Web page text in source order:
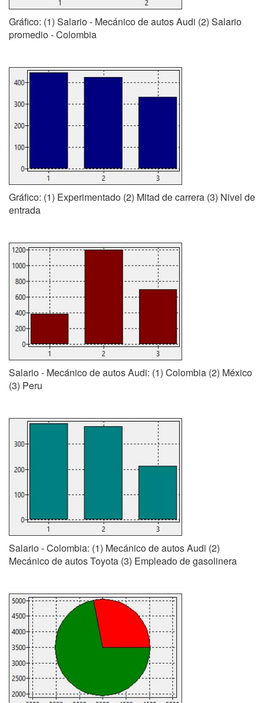
Gráfico: (1) Salario - Mecánico de autos Audi (2) Salario
promedio - Colombia
Gráfico: (1) Experimentado (2) Mitad de carrera (3) Nivel de
entrada
Salario - Mecánico de autos Audi: (1) Colombia (2) México
(3) Peru
Salario - Colombia: (1) Mecánico de autos Audi (2)
Mecánico de autos Toyota (3) Empleado de gasolinera